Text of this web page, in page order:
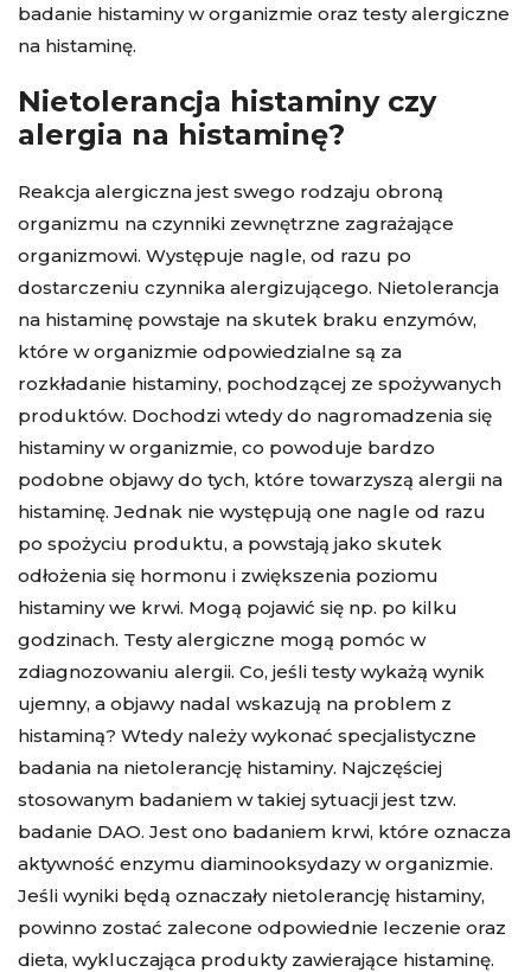
badanie histaminy w organizmie oraz testy alergiczne
na histaminę.
Nietolerancja histaminy czy
alergia na histaminę?
Reakcja alergiczna jest swego rodzaju obroną
organizmu na czynniki zewnętrzne zagrażające
organizmowi. Występuje nagle, od razu po
dostarczeniu czynnika alergizującego. Nietolerancja
na histaminę powstaje na skutek braku enzymów,
które w organizmie odpowiedzialne są za
rozkładanie histaminy, pochodzącej ze spożywanych
produktów. Dochodzi wtedy do nagromadzenia się
histaminy w organizmie, co powoduje bardzo
podobne objawy do tych, które towarzyszą alergii na
histaminę. Jednak nie występują one nagle od razu
po spożyciu produktu, a powstają jako skutek
odłożenia się hormonu i zwiększenia poziomu
histaminy we krwi. Mogą pojawić się np. po kilku
godzinach. Testy alergiczne mogą pomóc w
zdiagnozowaniu alergii. Co, jeśli testy wykażą wynik
ujemny, a objawy nadal wskazują na problem z
histaminą? Wtedy należy wykonać specjalistyczne
badania na nietolerancję histaminy. Najczęściej
stosowanym badaniem w takiej sytuacji jest tzw.
badanie DAO. Jest ono badaniem krwi, które oznacza
aktywność enzymu diaminooksydazy w organizmie.
Jeśli wyniki będą oznaczały nietolerancję histaminy,
powinno zostać zalecone odpowiednie leczenie oraz
dieta, wykluczająca produkty zawierające histaminę.